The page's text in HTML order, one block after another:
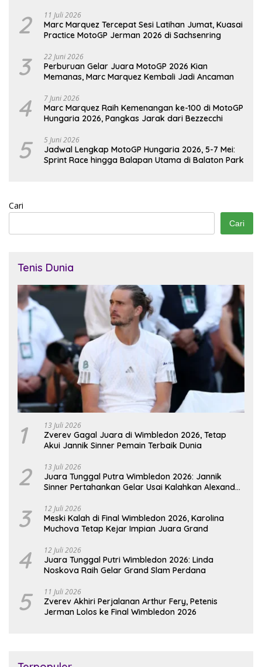
2 11 Juli 2026
Marc Marquez Tercepat Sesi Latihan Jumat, Kuasai
Practice MotoGP Jerman 2026 di Sachsenring
3 22 Juni 2026
Perburuan Gelar Juara MotoGP 2026 Kian
Memanas, Marc Marquez Kembali Jadi Ancaman
4 7 Juni 2026
Marc Marquez Raih Kemenangan ke-100 di MotoGP
Hungaria 2026, Pangkas Jarak dari Bezzecchi
5 5 Juni 2026
Jadwal Lengkap MotoGP Hungaria 2026, 5-7 Mei:
Sprint Race hingga Balapan Utama di Balaton Park
Cari
Cari
Tenis Dunia
1 13 Juli 2026
Zverev Gagal Juara di Wimbledon 2026, Tetap
Akui Jannik Sinner Pemain Terbaik Dunia
2 13 Juli 2026
Juara Tunggal Putra Wimbledon 2026: Jannik
Sinner Pertahankan Gelar Usai Kalahkan Alexander
3 12 Juli 2026
Meski Kalah di Final Wimbledon 2026, Karolina
Muchova Tetap Kejar Impian Juara Grand
4 12 Juli 2026
Juara Tunggal Putri Wimbledon 2026: Linda
Noskova Raih Gelar Grand Slam Perdana
5 11 Juli 2026
Zverev Akhiri Perjalanan Arthur Fery, Petenis
Jerman Lolos ke Final Wimbledon 2026